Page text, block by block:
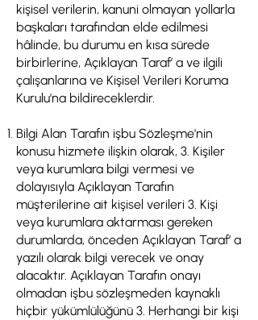
kişisel verilerin, kanuni olmayan yollarla
başkaları tarafından elde edilmesi
hâlinde, bu durumu en kısa sürede
birbirlerine, Açıklayan Taraf’ a ve ilgili
çalışanlarına ve Kişisel Verileri Koruma
Kurulu'na bildireceklerdir.
Bilgi Alan Tarafın işbu Sözleşme'nin
konusu hizmete ilişkin olarak, 3. Kişiler
veya kurumlara bilgi vermesi ve
dolayısıyla Açıklayan Tarafın
müşterilerine ait kişisel verileri 3. Kişi
veya kurumlara aktarması gereken
durumlarda, önceden Açıklayan Taraf’ a
yazılı olarak bilgi verecek ve onay
alacaktır. Açıklayan Tarafın onayı
olmadan işbu sözleşmeden kaynaklı
hiçbir yükümlülüğünü 3. Herhangi bir kişi